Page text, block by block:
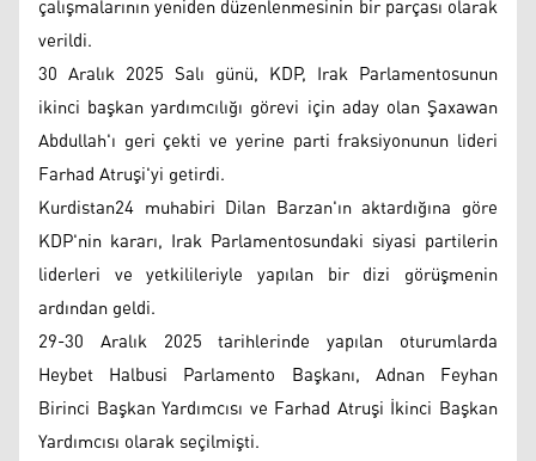
çalışmalarının yeniden düzenlenmesinin bir parçası olarak
verildi.
30 Aralık 2025 Salı günü, KDP, Irak Parlamentosunun
ikinci başkan yardımcılığı görevi için aday olan Şaxawan
Abdullah'ı geri çekti ve yerine parti fraksiyonunun lideri
Farhad Atruşi'yi getirdi.
Kurdistan24 muhabiri Dilan Barzan'ın aktardığına göre
KDP'nin kararı, Irak Parlamentosundaki siyasi partilerin
liderleri ve yetkilileriyle yapılan bir dizi görüşmenin
ardından geldi.
29-30 Aralık 2025 tarihlerinde yapılan oturumlarda
Heybet Halbusi Parlamento Başkanı, Adnan Feyhan
Birinci Başkan Yardımcısı ve Farhad Atruşi İkinci Başkan
Yardımcısı olarak seçilmişti.